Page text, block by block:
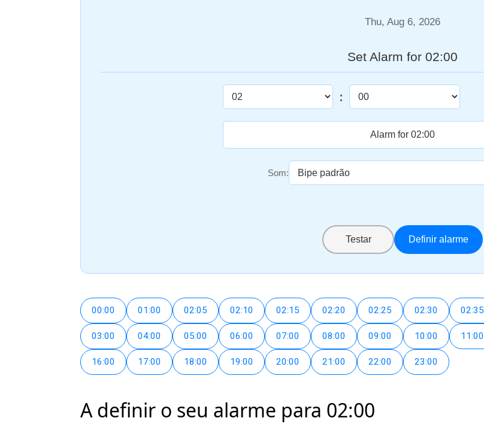
Thu, Aug 6, 2026
Set Alarm for 02:00
:
Som:
Testar Definir alarme
00:00 01:00 02:05 02:10 02:15 02:20 02:25 02:30 02:35
03:00 04:00 05:00 06:00 07:00 08:00 09:00 10:00 11:00
16:00 17:00 18:00 19:00 20:00 21:00 22:00 23:00
A definir o seu alarme para 02:00